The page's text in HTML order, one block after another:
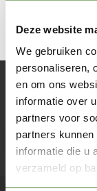
Deze website
We gebruiken
personaliseren,
en om ons
informatie over
partners voor
partners
informatie die u
verzameld op
Blijf op